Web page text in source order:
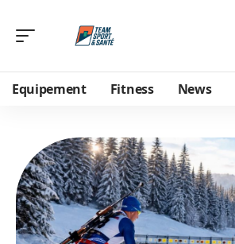
Equipement Fitness News